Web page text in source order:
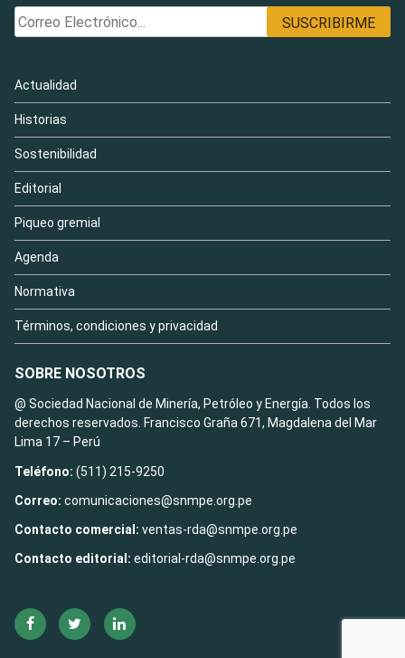
Actualidad
Historias
Sostenibilidad
Editorial
Piqueo gremial
Agenda
Normativa
Términos, condiciones y privacidad
SOBRE NOSOTROS
@ Sociedad Nacional de Minería, Petróleo y Energía. Todos los
derechos reservados. Francisco Graña 671, Magdalena del Mar
Lima 17 – Perú
Teléfono: (511) 215-9250
Correo: comunicaciones@snmpe.org.pe
Contacto comercial: ventas-rda@snmpe.org.pe
Contacto editorial: editorial-rda@snmpe.org.pe